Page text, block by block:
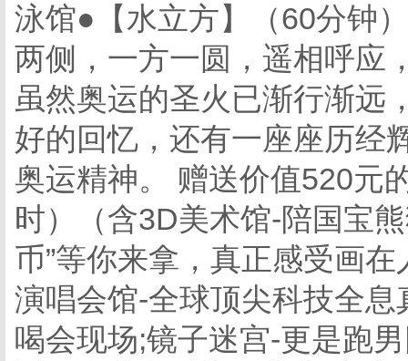
泳馆●【水立方】（60分钟
两侧，一方一圆，遥相呼应
虽然奥运的圣火已渐行渐远
好的回忆，还有一座座历经
奥运精神。 赠送价值520元
时）（含3D美术馆-陪国宝
币”等你来拿，真正感受画
演唱会馆-全球顶尖科技全
喝会现场;镜子迷宫-更是跑